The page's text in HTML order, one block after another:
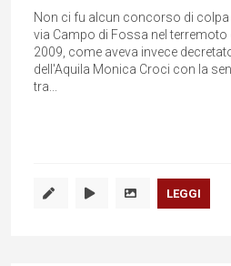
Non ci fu alcun concorso di colpa
via Campo di Fossa nel terremoto
2009, come aveva invece
dell'Aquila Monica Croci con la
tra...
LEGGI